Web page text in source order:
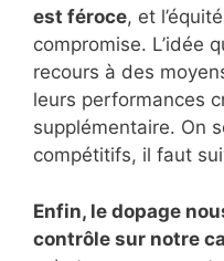
est féroce, et
compromise. L’idée
recours à des
leurs performances
supplémentaire. On
compétitifs, il faut
Enfin, le dopage
contrôle sur notre